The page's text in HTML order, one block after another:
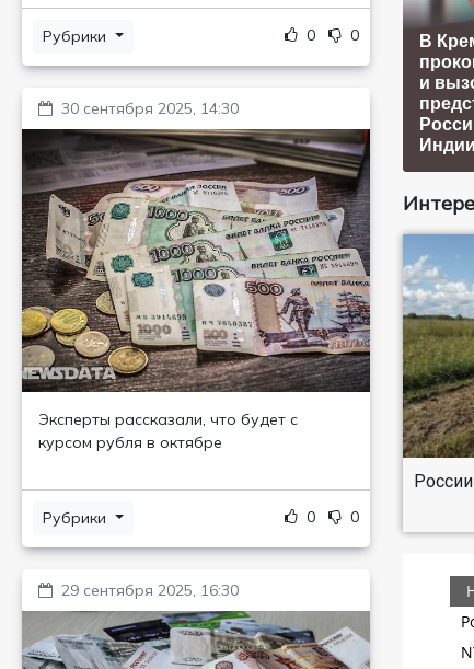
Рубрики 0 0
30 сентября 2025, 14:30
Эксперты рассказали, что будет с
курсом рубля в октябре
Рубрики 0 0
29 сентября 2025, 16:30
В
и
Индии